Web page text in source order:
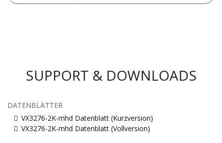
SUPPORT & DOWNLOADS
DATENBLÄTTER
VX3276-2K-mhd Datenblatt (Kurzversion)
VX3276-2K-mhd Datenblatt (Vollversion)